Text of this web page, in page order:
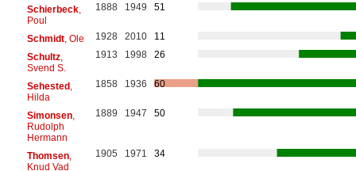
Schierbeck,
Poul
1888 1949 51
Schmidt, Ole 1928 2010
11
Schultz,
Svend S.
1913 1998 26
Sehested,
Hilda
1858 1936 60
Simonsen,
Rudolph
Hermann
1889 1947 50
Thomsen,
Knud Vad
1905 1971 34